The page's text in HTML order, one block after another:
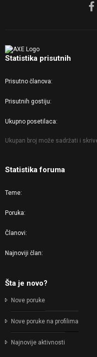
Statistika prisutnih
Prisutno članova
Prisutnih gostiju
Ukupno posetilaca
Ukupan broj može sadržati i
Statistika foruma
Teme
Poruka
Članovi
Najnoviji član
Šta je novo?
Nove poruke
Nove poruke na profilima
Najnovije aktivnosti